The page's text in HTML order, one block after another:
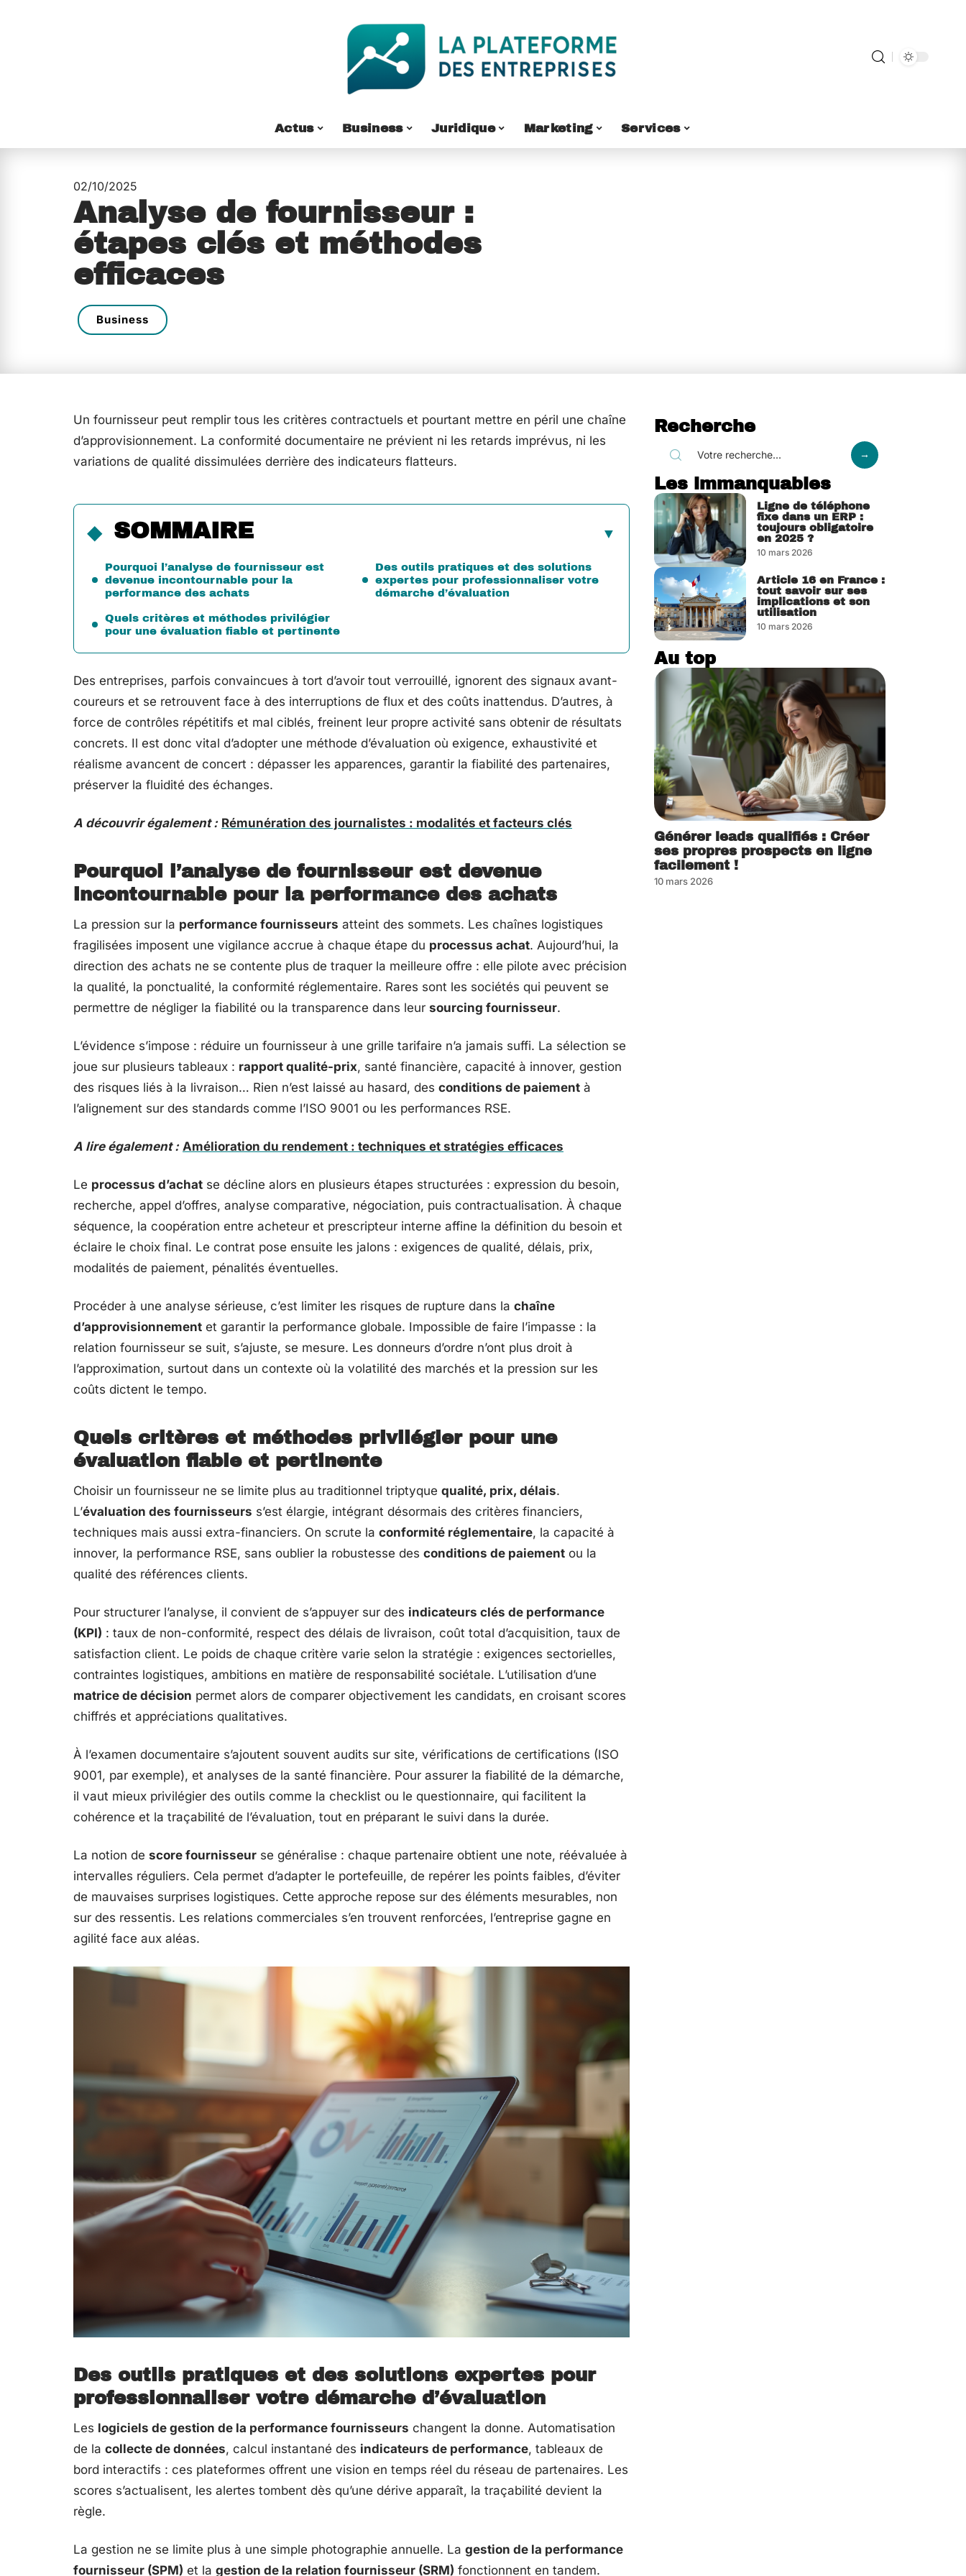
Actus Business Juridique Marketing Services
02/10/2025
Analyse de fournisseur :
étapes clés et méthodes
efficaces
Business
Un fournisseur peut remplir tous les critères contractuels et pourtant mettre en péril une chaîne
d’approvisionnement. La conformité documentaire ne prévient ni les retards imprévus, ni les
variations de qualité dissimulées derrière des indicateurs flatteurs.
SOMMAIRE
Pourquoi l’analyse de fournisseur est
devenue incontournable pour la
performance des achats
Quels critères et méthodes privilégier
pour une évaluation fiable et pertinente
Des outils pratiques et des solutions
expertes pour professionnaliser votre
démarche d’évaluation
Des entreprises, parfois convaincues à tort d’avoir tout verrouillé, ignorent des signaux avant-
coureurs et se retrouvent face à des interruptions de flux et des coûts inattendus. D’autres, à
force de contrôles répétitifs et mal ciblés, freinent leur propre activité sans obtenir de résultats
concrets. Il est donc vital d’adopter une méthode d’évaluation où exigence, exhaustivité et
réalisme avancent de concert : dépasser les apparences, garantir la fiabilité des partenaires,
préserver la fluidité des échanges.
A découvrir également : Rémunération des journalistes : modalités et facteurs clés
Pourquoi l’analyse de fournisseur est devenue
incontournable pour la performance des achats
La pression sur la performance fournisseurs atteint des sommets. Les chaînes logistiques
fragilisées imposent une vigilance accrue à chaque étape du processus achat. Aujourd’hui, la
direction des achats ne se contente plus de traquer la meilleure offre : elle pilote avec précision
la qualité, la ponctualité, la conformité réglementaire. Rares sont les sociétés qui peuvent se
permettre de négliger la fiabilité ou la transparence dans leur sourcing fournisseur.
L’évidence s’impose : réduire un fournisseur à une grille tarifaire n’a jamais suffi. La sélection se
joue sur plusieurs tableaux : rapport qualité-prix, santé financière, capacité à innover, gestion
des risques liés à la livraison… Rien n’est laissé au hasard, des conditions de paiement à
l’alignement sur des standards comme l’ISO 9001 ou les performances RSE.
A lire également : Amélioration du rendement : techniques et stratégies efficaces
Le processus d’achat se décline alors en plusieurs étapes structurées : expression du besoin,
recherche, appel d’offres, analyse comparative, négociation, puis contractualisation. À chaque
séquence, la coopération entre acheteur et prescripteur interne affine la définition du besoin et
éclaire le choix final. Le contrat pose ensuite les jalons : exigences de qualité, délais, prix,
modalités de paiement, pénalités éventuelles.
Procéder à une analyse sérieuse, c’est limiter les risques de rupture dans la chaîne
d’approvisionnement et garantir la performance globale. Impossible de faire l’impasse : la
relation fournisseur se suit, s’ajuste, se mesure. Les donneurs d’ordre n’ont plus droit à
l’approximation, surtout dans un contexte où la volatilité des marchés et la pression sur les
coûts dictent le tempo.
Quels critères et méthodes privilégier pour une
évaluation fiable et pertinente
Choisir un fournisseur ne se limite plus au traditionnel triptyque qualité, prix, délais.
L’évaluation des fournisseurs s’est élargie, intégrant désormais des critères financiers,
techniques mais aussi extra-financiers. On scrute la conformité réglementaire, la capacité à
innover, la performance RSE, sans oublier la robustesse des conditions de paiement ou la
qualité des références clients.
Pour structurer l’analyse, il convient de s’appuyer sur des indicateurs clés de performance
(KPI) : taux de non-conformité, respect des délais de livraison, coût total d’acquisition, taux de
satisfaction client. Le poids de chaque critère varie selon la stratégie : exigences sectorielles,
contraintes logistiques, ambitions en matière de responsabilité sociétale. L’utilisation d’une
matrice de décision permet alors de comparer objectivement les candidats, en croisant scores
chiffrés et appréciations qualitatives.
À l’examen documentaire s’ajoutent souvent audits sur site, vérifications de certifications (ISO
9001, par exemple), et analyses de la santé financière. Pour assurer la fiabilité de la démarche,
il vaut mieux privilégier des outils comme la checklist ou le questionnaire, qui facilitent la
cohérence et la traçabilité de l’évaluation, tout en préparant le suivi dans la durée.
La notion de score fournisseur se généralise : chaque partenaire obtient une note, réévaluée à
intervalles réguliers. Cela permet d’adapter le portefeuille, de repérer les points faibles, d’éviter
de mauvaises surprises logistiques. Cette approche repose sur des éléments mesurables, non
sur des ressentis. Les relations commerciales s’en trouvent renforcées, l’entreprise gagne en
agilité face aux aléas.
Des outils pratiques et des solutions expertes pour
professionnaliser votre démarche d’évaluation
Les logiciels de gestion de la performance fournisseurs changent la donne. Automatisation
de la collecte de données, calcul instantané des indicateurs de performance, tableaux de
bord interactifs : ces plateformes offrent une vision en temps réel du réseau de partenaires. Les
scores s’actualisent, les alertes tombent dès qu’une dérive apparaît, la traçabilité devient la
règle.
La gestion ne se limite plus à une simple photographie annuelle. La gestion de la performance
fournisseur (SPM) et la gestion de la relation fournisseur (SRM) fonctionnent en tandem.
Recherche
Les immanquables
Ligne de téléphone
fixe dans un ERP :
toujours obligatoire
en 2025 ?
10 mars 2026
Article 16 en France :
tout savoir sur ses
implications et son
utilisation
10 mars 2026
Au top
Générer leads qualifiés : Créer
ses propres prospects en ligne
facilement !
10 mars 2026